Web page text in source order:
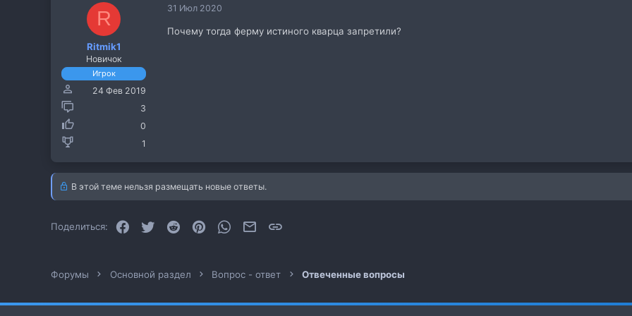
R
Ritmik1
Новичок
Игрок
24 Фев 2019
3
0
1
31 Июл 2020
Почему тогда ферму истиного кварца запретили?
В этой теме нельзя размещать новые ответы.
Поделиться: Facebook
Twitter Reddit PinterestWhatsAppЭлектронная почта
Форумы Основной раздел Вопрос - ответ Отвеченные вопросы